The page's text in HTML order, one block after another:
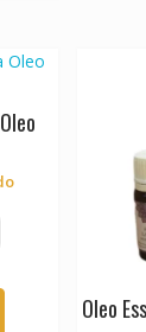
options
chosen
the
Oleo